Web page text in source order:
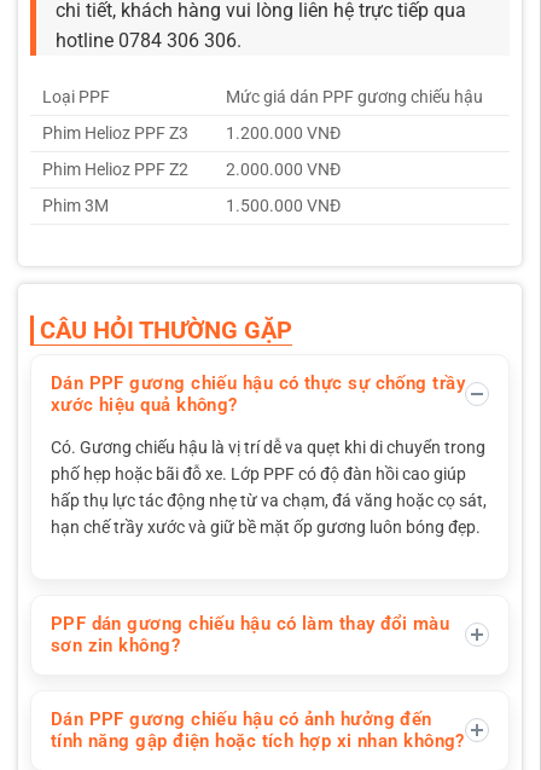
chi tiết, khách hàng vui lòng liên hệ trực tiếp qua
hotline 0784 306 306.
Loại PPF
Mức giá dán PPF gương chiếu hậu
Phim Helioz PPF Z3
1.200.000 VNĐ
Phim Helioz PPF Z2
2.000.000 VNĐ
Phim 3M
1.500.000 VNĐ
CÂU HỎI THƯỜNG GẶP
Dán PPF gương chiếu hậu có thực sự chống trầy
xước hiệu quả không?
Có. Gương chiếu hậu là vị trí dễ va quẹt khi di chuyển trong
phố hẹp hoặc bãi đỗ xe. Lớp PPF có độ đàn hồi cao giúp
hấp thụ lực tác động nhẹ từ va chạm, đá văng hoặc cọ sát,
hạn chế trầy xước và giữ bề mặt ốp gương luôn bóng đẹp.
PPF dán gương chiếu hậu có làm thay đổi màu
sơn zin không?
Dán PPF gương chiếu hậu có ảnh hưởng đến
tính năng gập điện hoặc tích hợp xi nhan không?